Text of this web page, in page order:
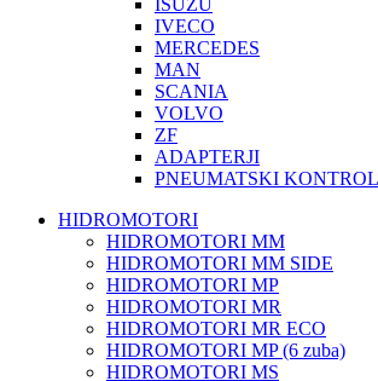
ISUZU
IVECO
MERCEDES
MAN
SCANIA
VOLVO
ZF
ADAPTERJI
PNEUMATSKI
HIDROMOTORI
HIDROMOTORI MM
HIDROMOTORI MM SIDE
HIDROMOTORI MP
HIDROMOTORI MR
HIDROMOTORI MR ECO
HIDROMOTORI MP (6 zuba)
HIDROMOTORI MS